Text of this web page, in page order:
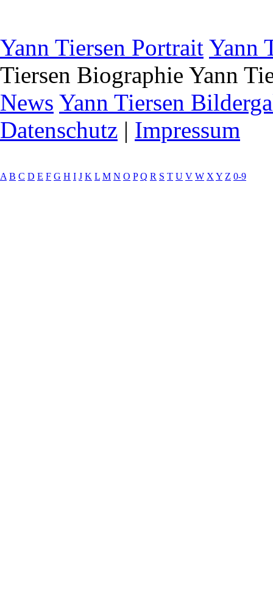
Yann Tiersen Portrait Yann
Tiersen Biographie Yann
News Yann Tiersen
Datenschutz | Impressum
A B C D E F G H I J K L M N O P Q R S T U V W X Y Z 0-9